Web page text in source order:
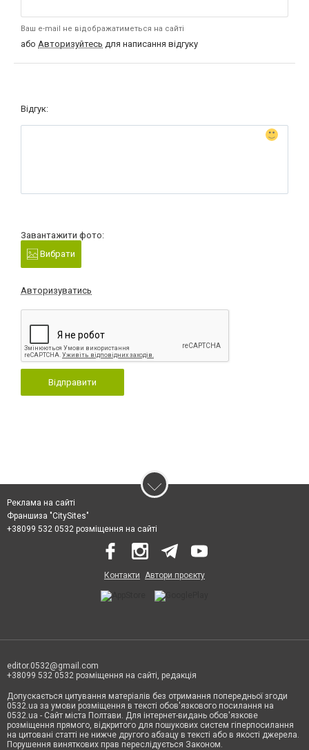
Ваш e-mail не відображатиметься на сайті
або Авторизуйтесь для написання відгуку
Відгук:
Завантажити фото:
Вибрати
Авторизуватись
Відправити
Реклама на сайті
Франшиза "CitySites"
+38099 532 0532 розміщення на сайті
Контакти Автори проєкту
editor.0532@gmail.com
+38099 532 0532 розміщення на сайті, редакція
Допускається цитування матеріалів без отримання попередньої згоди
0532.ua за умови розміщення в тексті обов'язкового посилання на
0532.ua - Сайт міста Полтави. Для інтернет-видань обов'язкове
розміщення прямого, відкритого для пошукових систем гіперпосилання
на цитовані статті не нижче другого абзацу в тексті або в якості джерела.
Порушення виняткових прав переслідується Законом.